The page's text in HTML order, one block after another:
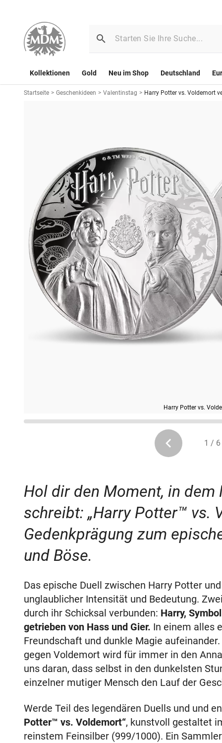
Kollektionen Gold Neu im Shop Deutschland
Startseite > Geschenkideen > Valentinstag > Harry Potter vs. Voldemort
Harry Potter vs.
1 / 6
Hol dir den Moment, in dem
schreibt: „Harry Potter™ vs.
Gedenkprägung zum
und Böse.
Das epische Duell zwischen Harry Potter
unglaublicher Intensität und Bedeutung.
durch ihr Schicksal verbunden: Harry,
getrieben von Hass und Gier. In einem alles
Freundschaft und dunkle Magie
gegen Voldemort wird für immer in den
uns daran, dass selbst in den dunkelsten
einzelner mutiger Mensch den Lauf der
Werde Teil des legendären Duells und und
Potter™ vs. Voldemort“, kunstvoll gestaltet
reinstem Feinsilber (999/1000). Ein